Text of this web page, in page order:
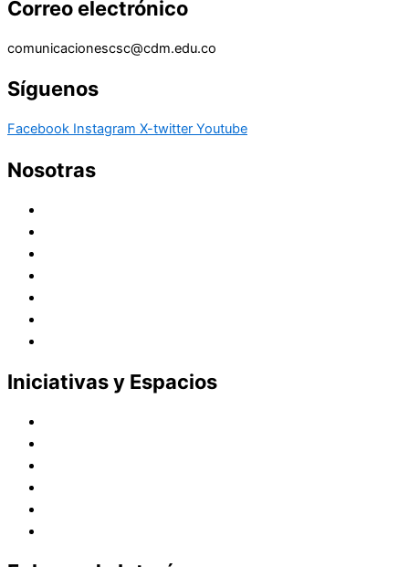
Correo electrónico
comunicacionescsc@cdm.edu.co
Síguenos
Facebook Instagram X-twitter Youtube
Nosotras
Iniciativas y Espacios